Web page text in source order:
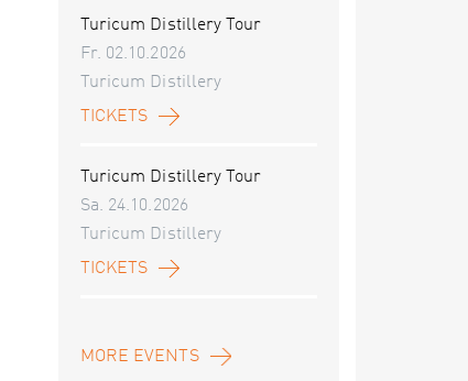
Turicum Distillery Tour
Fr. 02.10.2026
Turicum Distillery
TICKETS
Turicum Distillery Tour
Sa. 24.10.2026
Turicum Distillery
TICKETS
MORE EVENTS